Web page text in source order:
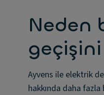
Neden
Ayvens ile elektrik
hakkında daha